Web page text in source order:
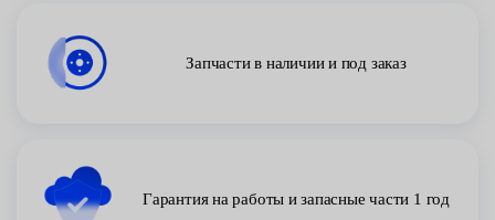
Запчасти в наличии и под заказ
Гарантия на работы и запасные части 1 год